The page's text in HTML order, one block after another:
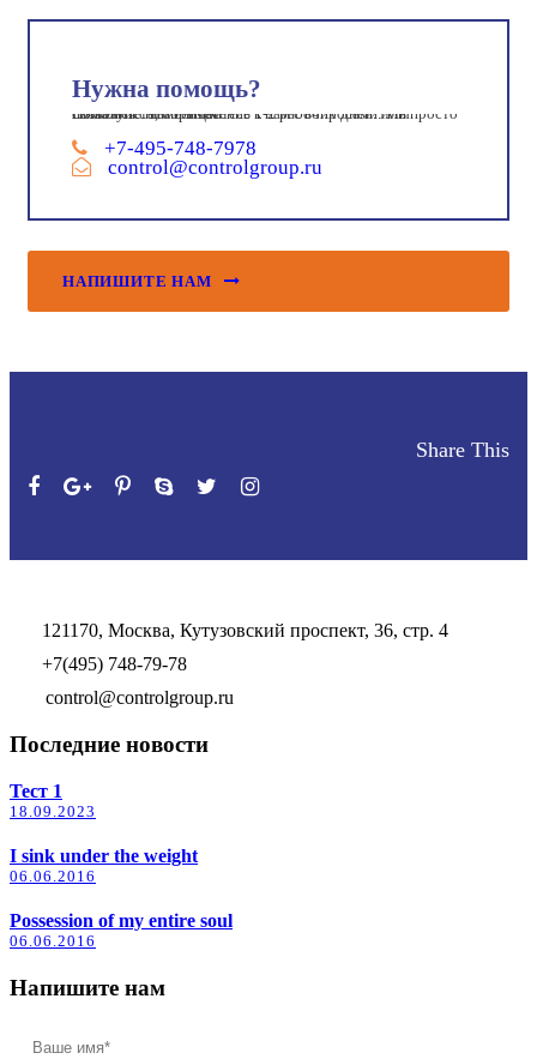
Нужна помощь?
Пожалуйста, обращайтесь к нам с вопросами. Мы свяжемся с вами в течение 1-2 рабочих дней. Или просто позвоните нам сейчас
+7-495-748-7978
control@controlgroup.ru
НАПИШИТЕ НАМ
Share This
121170, Москва, Кутузовский проспект, 36, стр. 4
+7(495) 748-79-78
control@controlgroup.ru
Последние новости
Тест 1
18.09.2023
I sink under the weight
06.06.2016
Possession of my entire soul
06.06.2016
Напишите нам